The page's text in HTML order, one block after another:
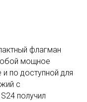
флагман
мощное
по доступной для
с
получил